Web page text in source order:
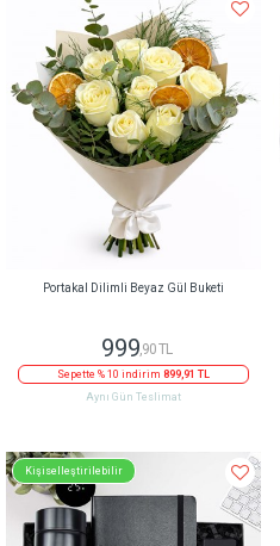
Portakal Dilimli Beyaz Gül Buketi
999,90 TL
Sepette % 10 indirim 899,91 TL
Aynı Gün Teslimat
Kişiselleştirilebilir